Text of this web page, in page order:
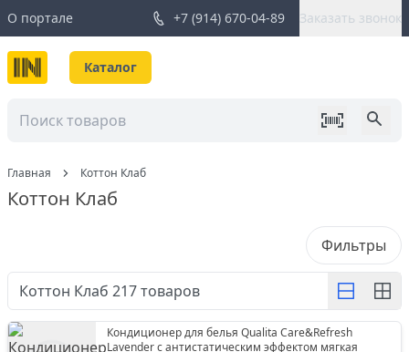
О портале +7 (914) 670-04-89 Заказать звонок
Каталог
Главная Коттон Клаб
Коттон Клаб
Фильтры
Коттон Клаб 217товаров
Кондиционер для белья Qualita Care&Refresh
Lavender с антистатическим эффектом мягкая